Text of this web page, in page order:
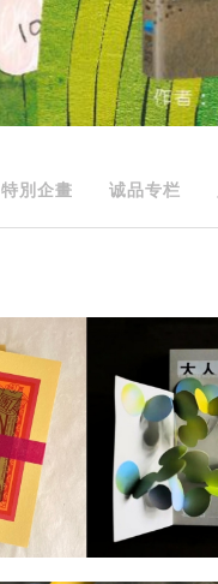
特別企畫 诚品专栏